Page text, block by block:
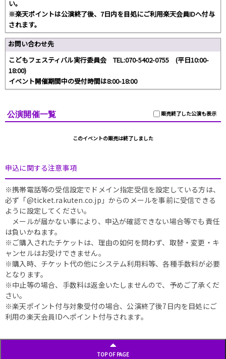
い。
※楽天ポイントは公演終了後、7日内を目処にご利用楽天会員IDへ付与
されます。
お問い合わせ先
こどもフェスティバル実行委員会 TEL:070-5402-0755 (平日10:00-
18:00)
イベント開催期間中の受付時間は8:00-18:00
販売終了した公演も表示
公演開催一覧
このイベントの販売は終了しました
申込に関する注意事項
※携帯電話等の受信設定でドメイン指定受信を設定している方は、
必ず「@ticket.rakuten.co.jp」からのメールを事前に受信できる
ように設定してください。
メールが届かない事により、申込が確認できない場合等でも責任
は負いかねます。
※ご購入されたチケットは、理由の如何を問わず、取替・変更・キ
ャンセルはお受けできません。
※購入時、チケット代の他にシステム利用料等、各種手数料が必要
となります。
※中止等の場合、手数料は返金いたしませんので、予めご了承くだ
さい。
※楽天ポイント付与対象受付の場合、公演終了後7日内を目処にご
利用の楽天会員IDへポイント付与されます。
TOP OF PAGE